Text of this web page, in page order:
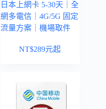
日本上網卡 5-30天｜全
網多電信｜4G/5G 固定
流量方案｜機場取件
NT$289元起